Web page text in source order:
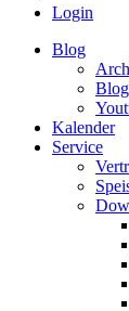
Login
Blog
Kalender
Service